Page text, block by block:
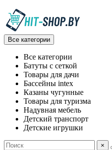
Все категории
Все категории
Батуты с сеткой
Товары для дачи
Бассейны intex
Казаны чугунные
Товары для туризма
Надувная мебель
Детский транспорт
Детские игрушки
×